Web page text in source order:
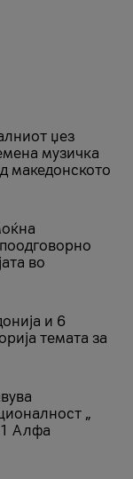
џез
музичка
македонското
во
и 6
темата за
„
Алфа